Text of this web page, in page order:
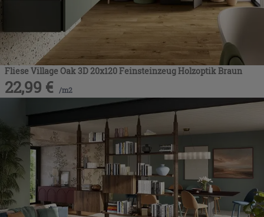
Fliese Village Oak 3D 20x120 Feinsteinzeug Holzoptik Braun
22,99 € /m2